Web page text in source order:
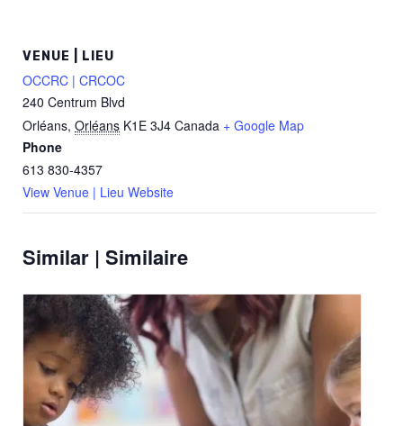
VENUE | LIEU
OCCRC | CRCOC
240 Centrum Blvd
Orléans, Orléans K1E 3J4 Canada + Google Map
Phone
613 830-4357
View Venue | Lieu Website
Similar | Similaire